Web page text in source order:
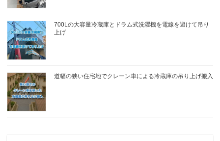
700Lの大容量冷蔵庫とドラム式洗濯機を電線を避けて吊り
上げ
道幅の狭い住宅地でクレーン車による冷蔵庫の吊り上げ搬入